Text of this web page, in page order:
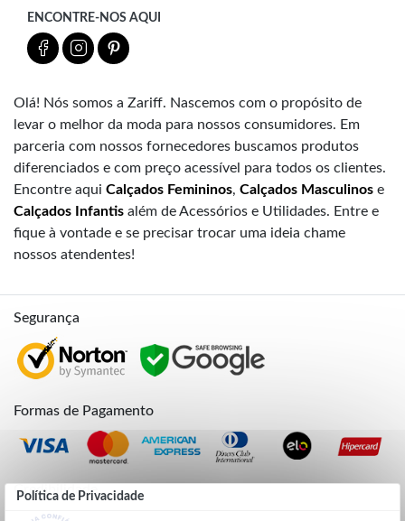
Política de Privacidade
ENCONTRE-NOS AQUI
Olá! Nós somos a Zariff. Nascemos com o propósito de
levar o melhor da moda para nossos consumidores. Em
parceria com nossos fornecedores buscamos produtos
diferenciados e com preço acessível para todos os clientes.
Encontre aqui Calçados Femininos, Calçados Masculinos e
Calçados Infantis além de Acessórios e Utilidades. Entre e
fique à vontade e se precisar trocar uma ideia chame
nossos atendentes!
Segurança
Formas de Pagamento
Credibilidade